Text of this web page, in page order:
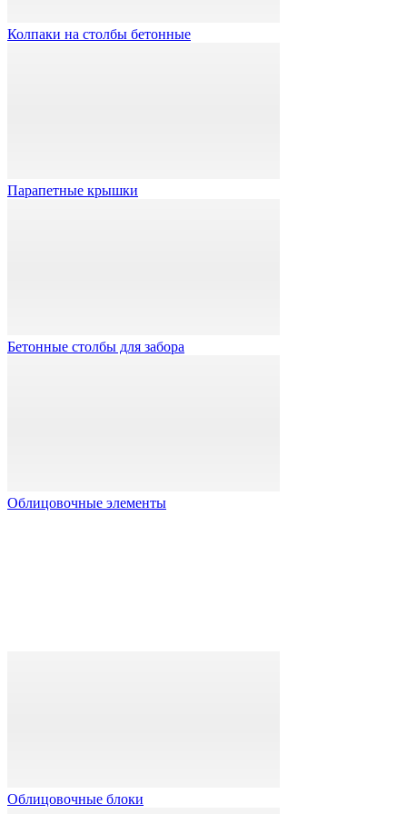
Колпаки на столбы бетонные
Парапетные крышки
Бетонные столбы для забора
Облицовочные элементы
Облицовочные блоки